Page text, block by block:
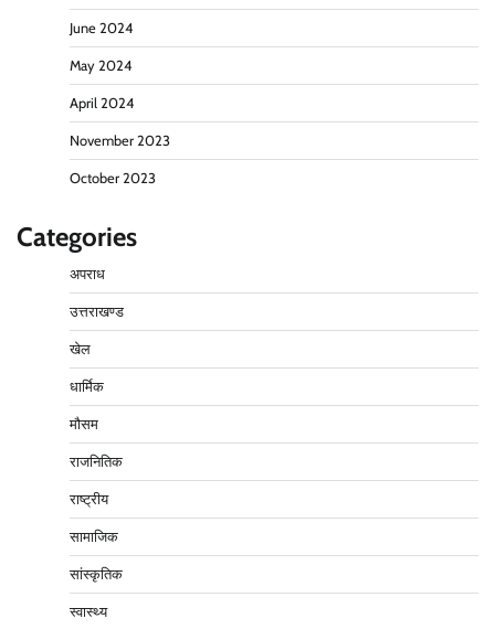
June 2024
May 2024
April 2024
November 2023
October 2023
Categories
अपराध
उत्तराखण्ड
खेल
धार्मिक
मौसम
राजनितिक
राष्ट्रीय
सामाजिक
सांस्कृतिक
स्वास्थ्य